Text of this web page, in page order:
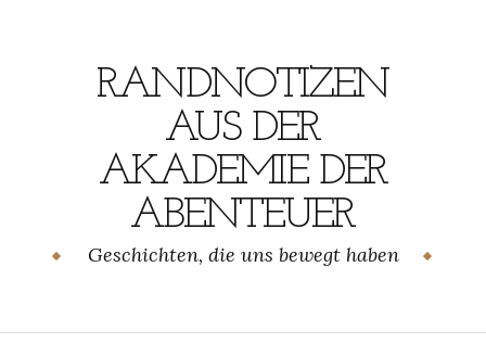
RANDNOTIZEN
AUS DER
AKADEMIE DER
ABENTEUER
Geschichten, die uns bewegt haben